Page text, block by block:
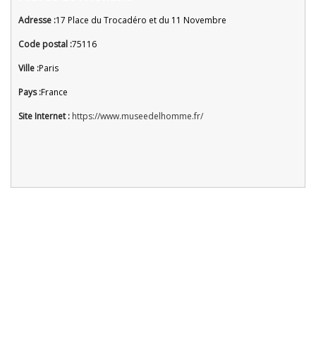
Adresse :17 Place du Trocadéro et du 11 Novembre
Code postal :75116
Ville :Paris
Pays :France
Site Internet : https://www.museedelhomme.fr/